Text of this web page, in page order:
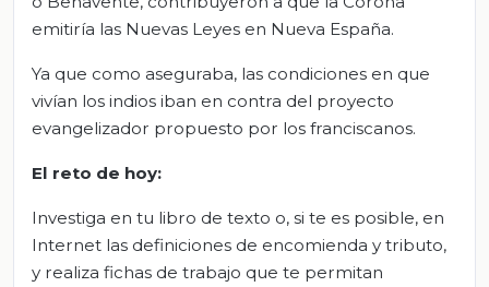
emitiría las Nuevas Leyes en Nueva España.
Ya que como aseguraba, las condiciones en que
vivían los indios iban en contra del proyecto
evangelizador propuesto por los franciscanos.
El reto de hoy:
Investiga en tu libro de texto o, si te es posible, en
Internet las definiciones de encomienda y tributo,
y realiza fichas de trabajo que te permitan